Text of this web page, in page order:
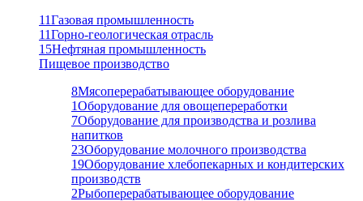
11Газовая промышленность
11Горно-геологическая отрасль
15Нефтяная промышленность
Пищевое производство
8Мясоперерабатывающее оборудование
1Оборудование для овощепереработки
7Оборудование для производства и розлива
напитков
23Оборудование молочного производства
19Оборудование хлебопекарных и кондитерских
производств
2Рыбоперерабатывающее оборудование